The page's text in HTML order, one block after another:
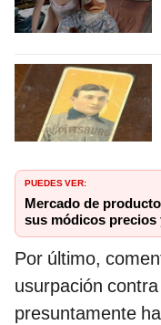
PUEDES VER:
Mercado de
sus módicos precios
Por último,
usurpación
presuntamente